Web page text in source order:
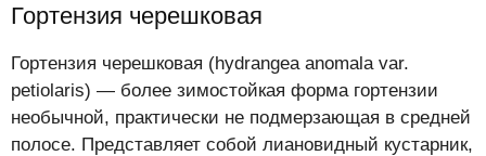
Гортензия черешковая
Гортензия черешковая (hydrangea anomala var.
petiolaris) — более зимостойкая форма гортензии
необычной, практически не подмерзающая в средней
полосе. Представляет собой лиановидный кустарник,